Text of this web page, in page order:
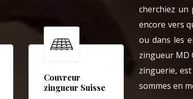
Couvreur
zingueur Suisse
cherchiez un
encore vers
ou dans les
zingueur MD
zinguerie,
sommes en